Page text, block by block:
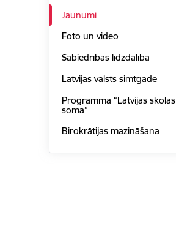
Jaunumi
Foto un video
Sabiedrības līdzdalība
Latvijas valsts simtgade
Programma “Latvijas skolas
soma”
Birokrātijas mazināšana